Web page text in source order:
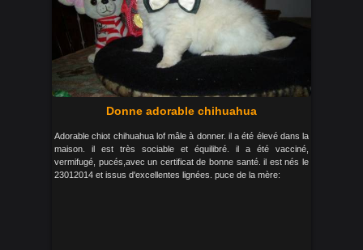
Donne adorable chihuahua
Adorable chiot chihuahua lof mâle à donner. il a été élevé dans la
maison. il est très sociable et équilibré. il a été vacciné,
vermifugé, pucés,avec un certificat de bonne santé. il est nés le
23012014 et issus d'excellentes lignées. puce de la mère: